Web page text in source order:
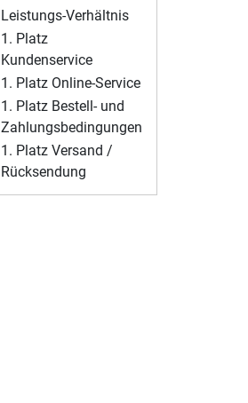
Leistungs-Verhältnis
1. Platz
Kundenservice
1. Platz Online-Service
1. Platz Bestell- und
Zahlungsbedingungen
1. Platz Versand /
Rücksendung